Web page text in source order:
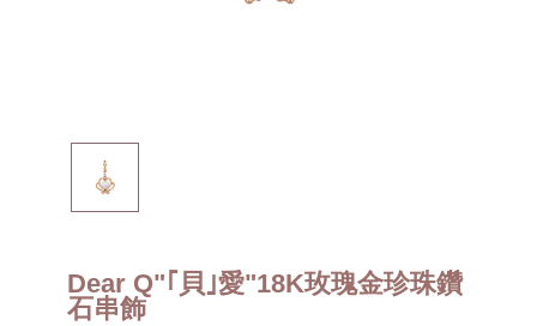
Dear Q"｢貝｣愛"18K玫瑰金珍珠鑽
石串飾